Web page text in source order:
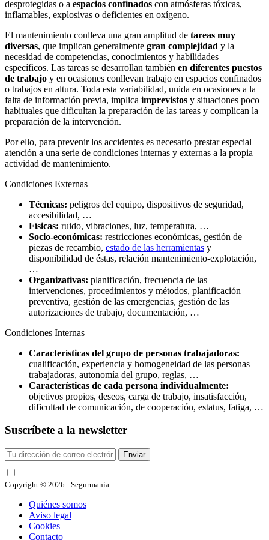
desprotegidas o a espacios confinados con atmósferas tóxicas,
inflamables, explosivas o deficientes en oxígeno.
El mantenimiento conlleva una gran amplitud de tareas muy
diversas, que implican generalmente gran complejidad y la
necesidad de competencias, conocimientos y habilidades
específicos. Las tareas se desarrollan también en diferentes puestos
de trabajo y en ocasiones conllevan trabajo en espacios confinados
o trabajos en altura. Toda esta variabilidad, unida en ocasiones a la
falta de información previa, implica imprevistos y situaciones poco
habituales que dificultan la preparación de las tareas y complican la
preparación de la intervención.
Por ello, para prevenir los accidentes es necesario prestar especial
atención a una serie de condiciones internas y externas a la propia
actividad de mantenimiento.
Condiciones Externas
Técnicas: peligros del equipo, dispositivos de seguridad,
accesibilidad, …
Físicas: ruido, vibraciones, luz, temperatura, …
Socio-económicas: restricciones económicas, gestión de
piezas de recambio, estado de las herramientas y
disponibilidad de éstas, relación mantenimiento-explotación,
…
Organizativas: planificación, frecuencia de las
intervenciones, procedimientos y métodos, planificación
preventiva, gestión de las emergencias, gestión de las
autorizaciones de trabajo, documentación, …
Condiciones Internas
Características del grupo de personas trabajadoras:
cualificación, experiencia y homogeneidad de las personas
trabajadoras, autonomía del grupo, reglas, …
Características de cada persona individualmente:
objetivos propios, deseos, carga de trabajo, insatisfacción,
dificultad de comunicación, de cooperación, estatus, fatiga, …
Suscríbete a la newsletter
Enviar
Copyright © 2026 - Segurmania
Quiénes somos
Aviso legal
Cookies
Contacto